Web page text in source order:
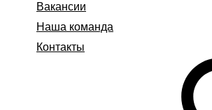
Вакансии
Наша команда
Контакты